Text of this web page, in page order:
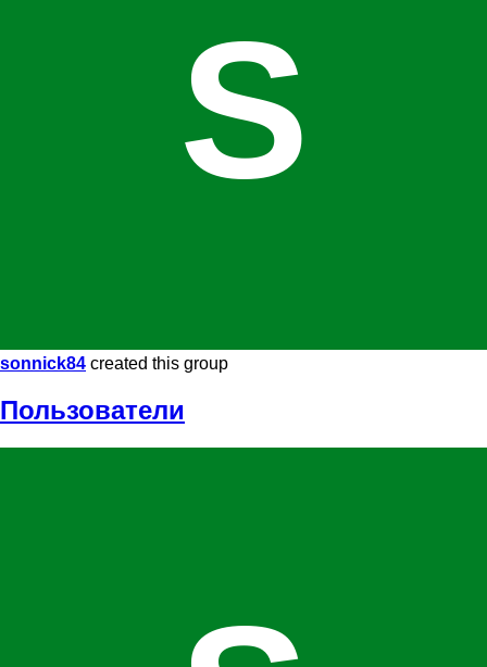
S
sonnick84 created this group
Пользователи